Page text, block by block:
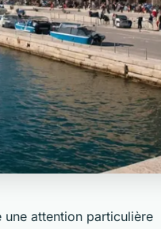
attention particulière